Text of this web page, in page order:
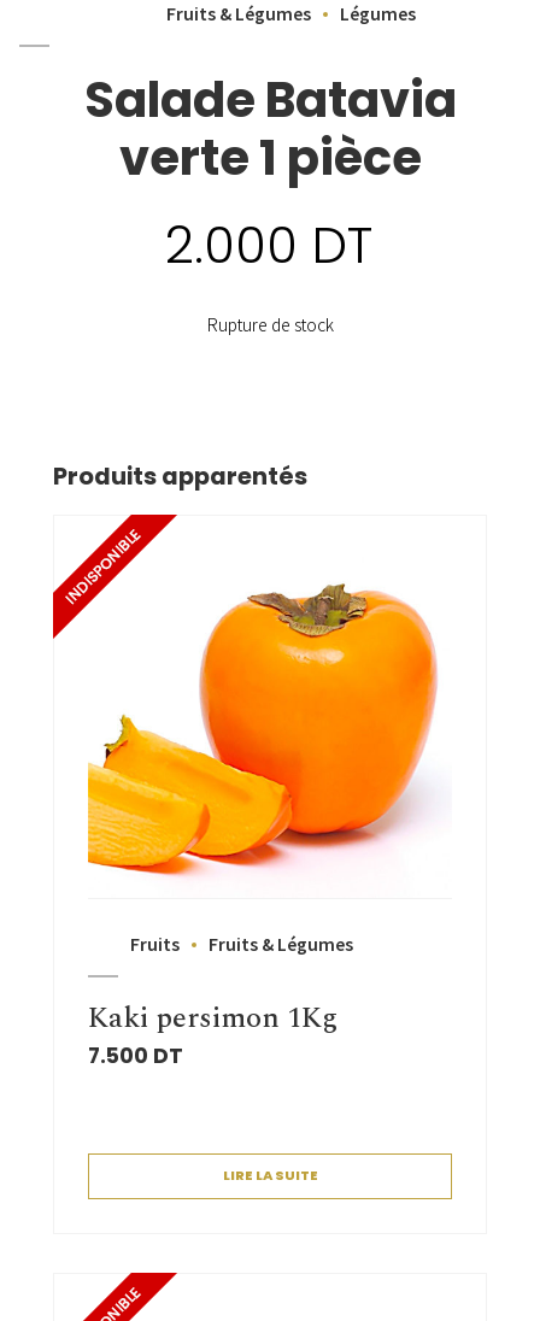
Fruits & Légumes Légumes
Salade Batavia
verte 1 pièce
2.000 DT
Rupture de stock
Produits apparentés
Fruits Fruits & Légumes
Kaki persimon 1Kg
7.500 DT
LIRE LA SUITE